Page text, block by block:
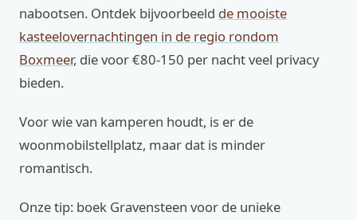
nabootsen. Ontdek bijvoorbeeld de mooiste
kasteelovernachtingen in de regio rondom
Boxmeer, die voor €80-150 per nacht veel privacy
bieden.
Voor wie van kamperen houdt, is er de
woonmobilstellplatz, maar dat is minder
romantisch.
Onze tip: boek Gravensteen voor de unieke